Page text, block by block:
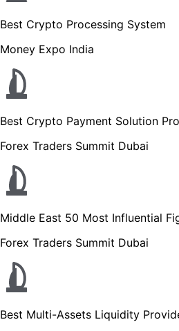
Best Crypto Processing System
Money Expo India
Best Crypto Payment Solution
Forex Traders Summit Dubai
Middle East 50 Most Influential
Forex Traders Summit Dubai
Best Multi-Assets Liquidity